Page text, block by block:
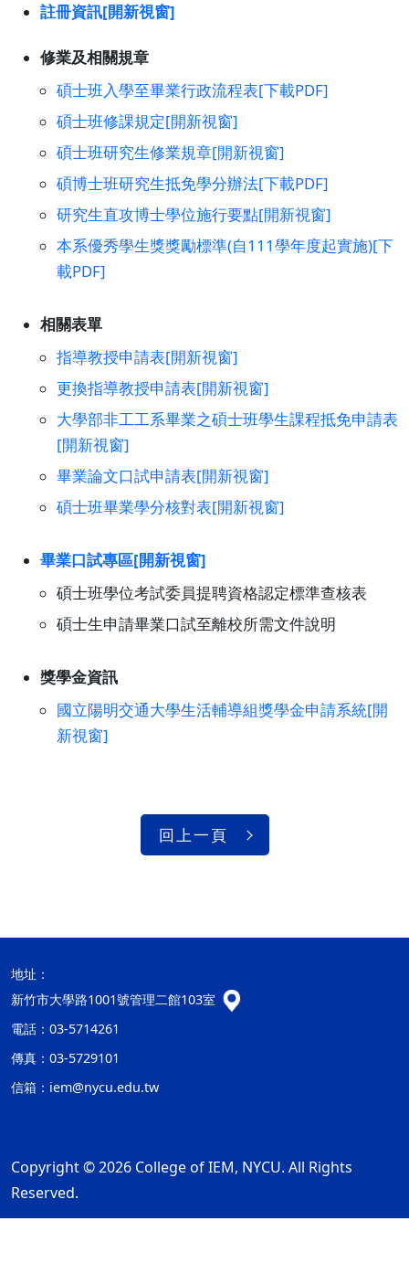
註冊資訊[開新視窗]
修業及相關規章
碩士班入學至畢業行政流程表[下載PDF]
碩士班修課規定[開新視窗]
碩士班研究生修業規章[開新視窗]
碩博士班研究生抵免學分辦法[下載PDF]
研究生直攻博士學位施行要點[開新視窗]
本系優秀學生獎獎勵標準(自111學年度起實施)[下
載PDF]
相關表單
指導教授申請表[開新視窗]
更換指導教授申請表[開新視窗]
大學部非工工系畢業之碩士班學生課程抵免申請表
[開新視窗]
畢業論文口試申請表[開新視窗]
碩士班畢業學分核對表[開新視窗]
畢業口試專區[開新視窗]
碩士班學位考試委員提聘資格認定標準查核表
碩士生申請畢業口試至離校所需文件說明
獎學金資訊
國立陽明交通大學生活輔導組獎學金申請系統[開
新視窗]
回上一頁
地址：
新竹市大學路1001號管理二館103室
電話：03-5714261
傳真：03-5729101
信箱： iem@nycu.edu.tw
Copyright © 2026 College of IEM, NYCU. All Rights
Reserved.